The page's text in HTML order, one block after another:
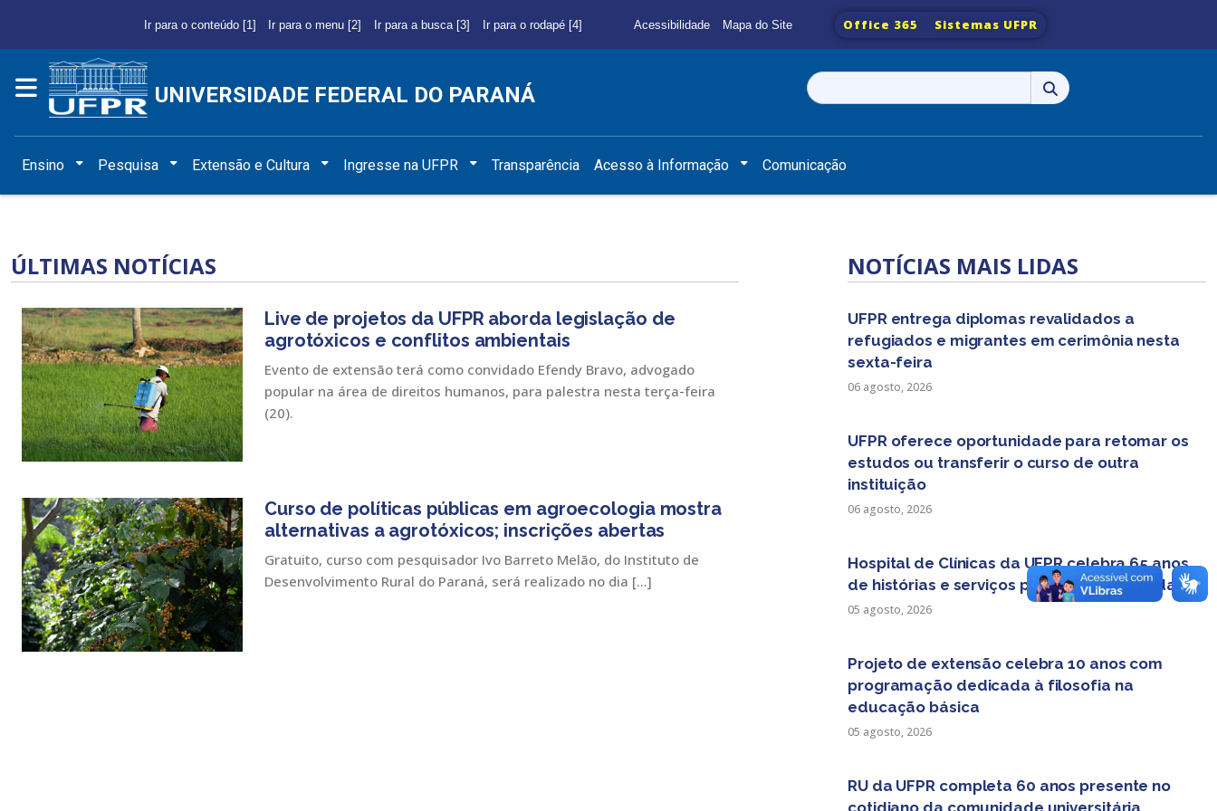
Ir para o conteúdo [1] Ir para o menu [2] Ir para a busca [3] Ir para o rodapé [4] Acessibilidade Mapa do Site Office 365 Sistemas UFPR
UNIVERSIDADE FEDERAL DO PARANÁ
Pesquisar
por:
Ensino Pesquisa Extensão e Cultura Ingresse na UFPR Transparência Acesso à Informação Comunicação
ÚLTIMAS NOTÍCIAS
Live de projetos da UFPR aborda legislação de
agrotóxicos e conflitos ambientais
Evento de extensão terá como convidado Efendy Bravo, advogado
popular na área de direitos humanos, para palestra nesta terça-feira
(20).
Curso de políticas públicas em agroecologia mostra
alternativas a agrotóxicos; inscrições abertas
Gratuito, curso com pesquisador Ivo Barreto Melão, do Instituto de
Desenvolvimento Rural do Paraná, será realizado no dia […]
NOTÍCIAS MAIS LIDAS
UFPR entrega diplomas revalidados a
refugiados e migrantes em cerimônia nesta
sexta-feira
06 agosto, 2026
UFPR oferece oportunidade para retomar os
estudos ou transferir o curso de outra
instituição
06 agosto, 2026
Hospital de Clínicas da UFPR celebra 65 anos
de histórias e serviços prestados à sociedade
05 agosto, 2026
Projeto de extensão celebra 10 anos com
programação dedicada à filosofia na
educação básica
05 agosto, 2026
RU da UFPR completa 60 anos presente no
cotidiano da comunidade universitária